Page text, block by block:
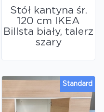
Stół kantyna śr.
120 cm IKEA
Billsta biały, talerz
szary
Standard